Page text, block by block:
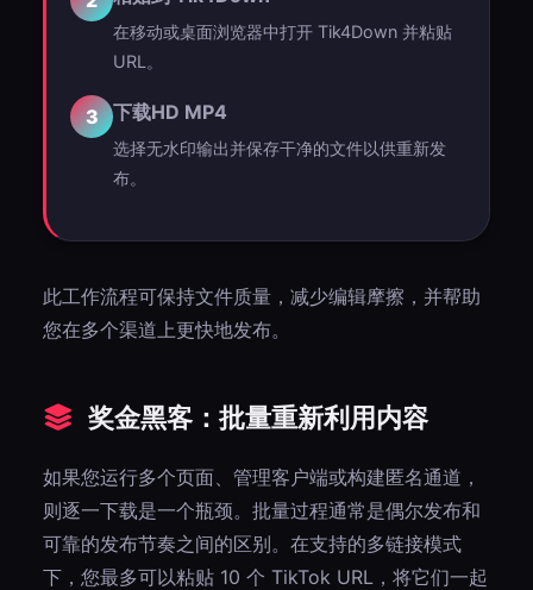
在移动或桌面浏览器中打开 Tik4Down 并粘贴
URL。
3 下载HD MP4
选择无水印输出并保存干净的文件以供重新发
布。
此工作流程可保持文件质量，减少编辑摩擦，并帮助
您在多个渠道上更快地发布。
奖金黑客：批量重新利用内容
如果您运行多个页面、管理客户端或构建匿名通道，
则逐一下载是一个瓶颈。批量过程通常是偶尔发布和
可靠的发布节奏之间的区别。在支持的多链接模式
下，您最多可以粘贴 10 个 TikTok URL，将它们一起